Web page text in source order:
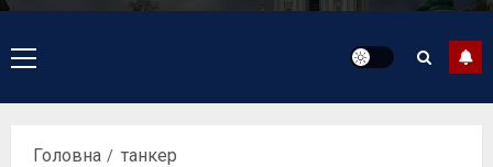
Головне
меню
Головна танкер